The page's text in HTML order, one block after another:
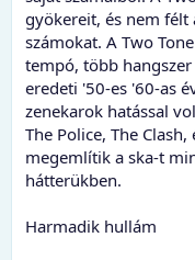
gyökereit, és nem
számokat. A Two
tempó, több
eredeti '50-es '60-as
zenekarok hatással
The Police, The
megemlítik a ska-t
hátterükben.
Harmadik hullám